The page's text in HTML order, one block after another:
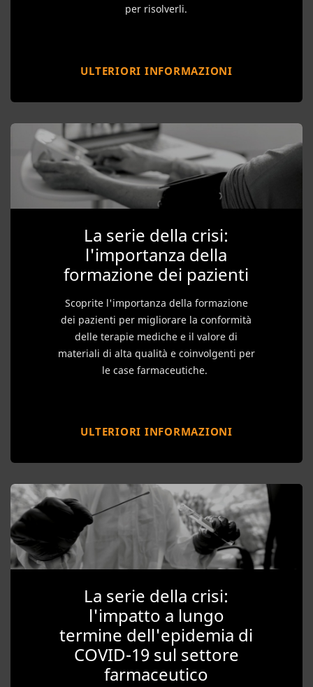
per risolverli.
ULTERIORI INFORMAZIONI
La serie della crisi:
l'importanza della
formazione dei pazienti
Scoprite l'importanza della formazione
dei pazienti per migliorare la conformità
delle terapie mediche e il valore di
materiali di alta qualità e coinvolgenti per
le case farmaceutiche.
ULTERIORI INFORMAZIONI
La serie della crisi:
l'impatto a lungo
termine dell'epidemia di
COVID-19 sul settore
farmaceutico